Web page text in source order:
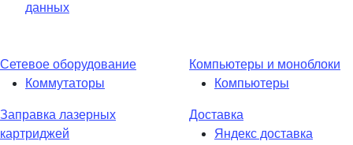
данных
Сетевое оборудование
Коммутаторы
Компьютеры и моноблоки
Компьютеры
Заправка лазерных
картриджей
Доставка
Яндекс доставка